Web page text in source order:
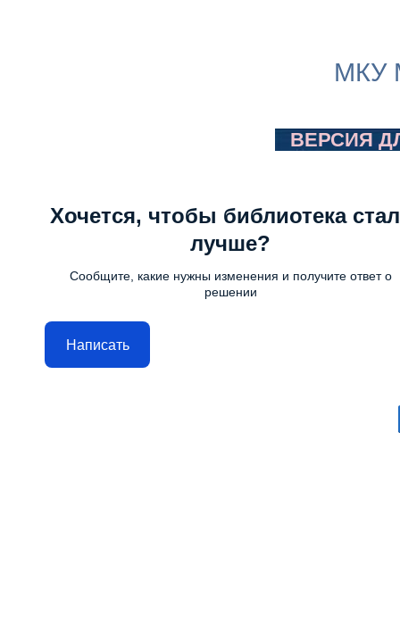
МКУ
ВЕРСИЯ
Хочется, чтобы библиотека
лучше?
Сообщите, какие нужны изменения и получите ответ о
решении
Написать